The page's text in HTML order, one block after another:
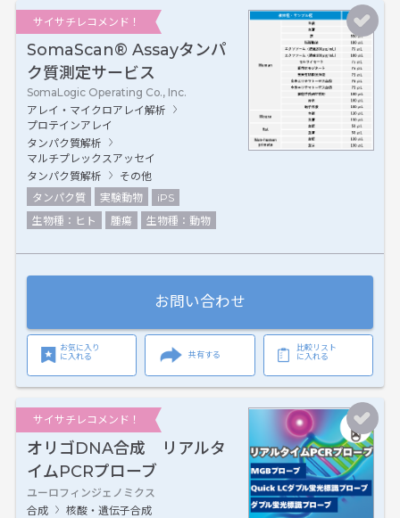
サイサチレコメンド！
SomaScan® Assayタンパ
ク質測定サービス
SomaLogic Operating Co., Inc.
アレイ・マイクロアレイ解析
プロテインアレイ
タンパク質解析
マルチプレックスアッセイ
タンパク質解析
その他
タンパク質
実験動物
iPS
生物種：ヒト
腫瘍 生物種：動物
お問い合わせ
お気に入り
に入れる
共有する
比較リスト
に入れる
サイサチレコメンド！
オリゴDNA合成 リアルタ
イムPCRプローブ
ユーロフィンジェノミクス
合成
核酸・遺伝子合成